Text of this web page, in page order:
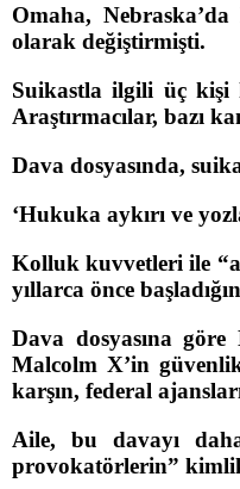
Omaha,
olarak değiştirmişti.
Suikastla ilgili üç kişi
Araştırmacılar, bazı
Dava dosyasında,
‘Hukuka aykırı ve
Kolluk kuvvetleri ile
yıllarca önce
Dava dosyasına
Malcolm X’in
karşın, federal
Aile, bu davayı
provokatörlerin”